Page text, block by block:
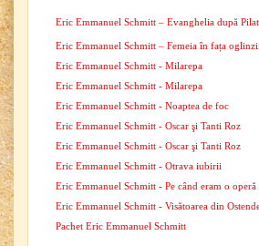
Eric Emmanuel Schmitt – Evanghelia după Pilat
Eric Emmanuel Schmitt – Femeia în fața oglinzii
Eric Emmanuel Schmitt - Milarepa
Eric Emmanuel Schmitt - Milarepa
Eric Emmanuel Schmitt - Noaptea de foc
Eric Emmanuel Schmitt - Oscar şi Tanti Roz
Eric Emmanuel Schmitt - Oscar şi Tanti Roz
Eric Emmanuel Schmitt - Otrava iubirii
Eric Emmanuel Schmitt - Pe când eram o operă
Eric Emmanuel Schmitt - Visătoarea din
Pachet Eric Emmanuel Schmitt